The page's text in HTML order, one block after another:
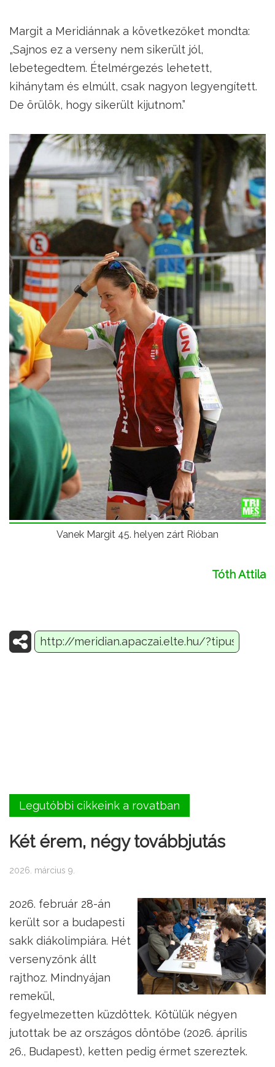
Margit a Meridiánnak a következőket mondta:
„Sajnos ez a verseny nem sikerült jól,
lebetegedtem. Ételmérgezés lehetett,
kihánytam és elmúlt, csak nagyon legyengített.
De örülök, hogy sikerült kijutnom.”
Vanek Margit 45. helyen zárt Rióban
Tóth Attila
Legutóbbi cikkeink a rovatban
Két érem, négy továbbjutás
2026. március 9.
2026. február 28-án
került sor a budapesti
sakk diákolimpiára. Hét
versenyzőnk állt
rajthoz. Mindnyájan
remekül,
fegyelmezetten küzdöttek. Kötülük négyen
jutottak be az országos döntőbe (2026. április
26., Budapest), ketten pedig érmet szereztek.